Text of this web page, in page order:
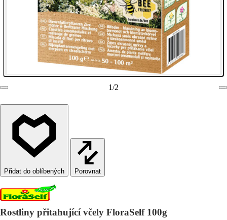
1/2
Porovnat
Rostliny přitahující včely FloraSelf 100g